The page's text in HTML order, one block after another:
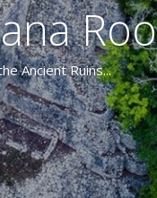
Ancient Ruins...